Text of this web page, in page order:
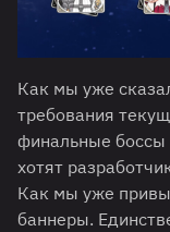
Как мы уже
требования
финальные
хотят
Как мы уже
баннеры.